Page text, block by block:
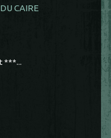
CAIRE
***...